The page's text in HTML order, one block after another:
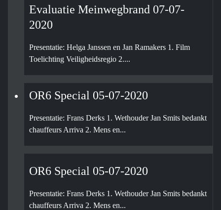
Evaluatie Meinwegbrand 07-07-
2020
Presentatie: Helga Janssen en Jan Ramakers 1. Film
Toelichting Veiligheidsregio 2....
OR6 Special 05-07-2020
Presentatie: Frans Derks 1. Wethouder Jan Smits bedankt
chauffeurs Arriva 2. Mens en...
OR6 Special 05-07-2020
Presentatie: Frans Derks 1. Wethouder Jan Smits bedankt
chauffeurs Arriva 2. Mens en...